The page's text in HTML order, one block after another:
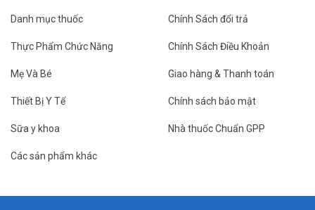
Danh mục thuốc
Thực Phẩm Chức Năng
Mẹ Và Bé
Thiết Bị Y Tế
Sữa y khoa
Các sản phẩm khác
Chính Sách đổi trả
Chính Sách Điều Khoản
Giao hàng & Thanh toán
Chính sách bảo mật
Nhà thuốc Chuẩn GPP